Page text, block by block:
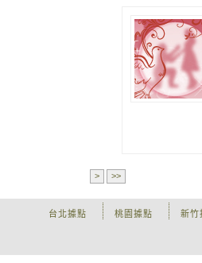
> >>
新竹
桃園據點
台北據點